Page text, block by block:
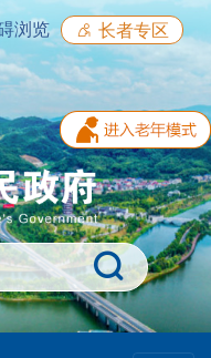
浏览 长者专区